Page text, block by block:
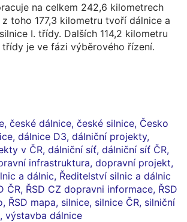
na celkem 242,6 kilometrech
toho 177,3 kilometru tvoří dálnice a
I. třídy. Dalších 114,2 kilometru
třídy je ve fázi výběrového řízení.
, české dálnice, české silnice, Česko
, dálnice D3, dálniční projekty,
v ČR, dálniční síť, dálniční síť ČR,
infrastruktura, dopravní projekt,
a dálnic, Ředitelství silnic a dálnic
ČR, ŘSD CZ dopravni informace, ŘSD
, ŘSD mapa, silnice, silnice ČR, silniční
, výstavba dálnice